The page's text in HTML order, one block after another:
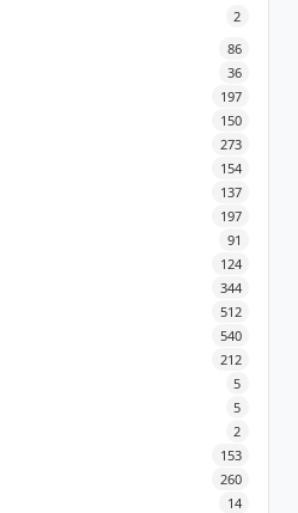
2
86
36
197
150
273
154
137
197
91
124
344
512
540
212
5
5
2
153
260
14